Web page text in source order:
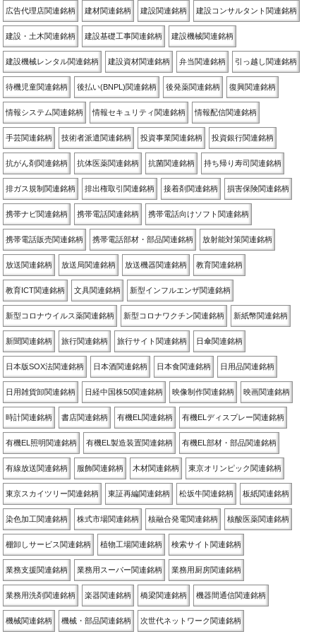
広告代理店関連銘柄 建材関連銘柄 建設関連銘柄 建設コンサルタント関連銘柄
建設・土木関連銘柄 建設基礎工事関連銘柄 建設機械関連銘柄
建設機械レンタル関連銘柄 建設資材関連銘柄 弁当関連銘柄 引っ越し関連銘柄
待機児童関連銘柄 後払い(BNPL)関連銘柄 後発薬関連銘柄 復興関連銘柄
情報システム関連銘柄 情報セキュリティ関連銘柄 情報配信関連銘柄
手芸関連銘柄 技術者派遣関連銘柄 投資事業関連銘柄 投資銀行関連銘柄
抗がん剤関連銘柄 抗体医薬関連銘柄 抗菌関連銘柄 持ち帰り寿司関連銘柄
排ガス規制関連銘柄 排出権取引関連銘柄 接着剤関連銘柄 損害保険関連銘柄
携帯ナビ関連銘柄 携帯電話関連銘柄 携帯電話向けソフト関連銘柄
携帯電話販売関連銘柄 携帯電話部材・部品関連銘柄 放射能対策関連銘柄
放送関連銘柄 放送局関連銘柄 放送機器関連銘柄 教育関連銘柄
教育ICT関連銘柄 文具関連銘柄 新型インフルエンザ関連銘柄
新型コロナウイルス薬関連銘柄 新型コロナワクチン関連銘柄 新紙幣関連銘柄
新聞関連銘柄 旅行関連銘柄 旅行サイト関連銘柄 日傘関連銘柄
日本版SOX法関連銘柄 日本酒関連銘柄 日本食関連銘柄 日用品関連銘柄
日用雑貨卸関連銘柄 日経中国株50関連銘柄 映像制作関連銘柄 映画関連銘柄
時計関連銘柄 書店関連銘柄 有機EL関連銘柄 有機ELディスプレー関連銘柄
有機EL照明関連銘柄 有機EL製造装置関連銘柄 有機EL部材・部品関連銘柄
有線放送関連銘柄 服飾関連銘柄 木材関連銘柄 東京オリンピック関連銘柄
東京スカイツリー関連銘柄 東証再編関連銘柄 松坂牛関連銘柄 板紙関連銘柄
染色加工関連銘柄 株式市場関連銘柄 核融合発電関連銘柄 核酸医薬関連銘柄
棚卸しサービス関連銘柄 植物工場関連銘柄 検索サイト関連銘柄
業務支援関連銘柄 業務用スーパー関連銘柄 業務用厨房関連銘柄
業務用洗剤関連銘柄 楽器関連銘柄 橋梁関連銘柄 機器間通信関連銘柄
機械関連銘柄 機械・部品関連銘柄 次世代ネットワーク関連銘柄